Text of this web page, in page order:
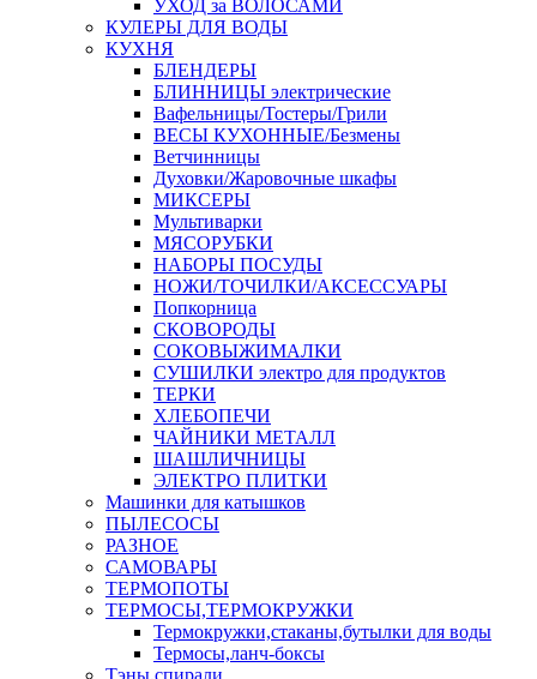
УХОД за ВОЛОСАМИ
КУЛЕРЫ ДЛЯ ВОДЫ
КУХНЯ
БЛЕНДЕРЫ
БЛИННИЦЫ электрические
Вафельницы/Тостеры/Грили
ВЕСЫ КУХОННЫЕ/Безмены
Ветчинницы
Духовки/Жаровочные шкафы
МИКСЕРЫ
Мультиварки
МЯСОРУБКИ
НАБОРЫ ПОСУДЫ
НОЖИ/ТОЧИЛКИ/АКСЕССУАРЫ
Попкорница
СКОВОРОДЫ
СОКОВЫЖИМАЛКИ
СУШИЛКИ электро для продуктов
ТЕРКИ
ХЛЕБОПЕЧИ
ЧАЙНИКИ МЕТАЛЛ
ШАШЛИЧНИЦЫ
ЭЛЕКТРО ПЛИТКИ
Машинки для катышков
ПЫЛЕСОСЫ
РАЗНОЕ
САМОВАРЫ
ТЕРМОПОТЫ
ТЕРМОСЫ,ТЕРМОКРУЖКИ
Термокружки,стаканы,бутылки для воды
Термосы,ланч-боксы
Тэны,спирали